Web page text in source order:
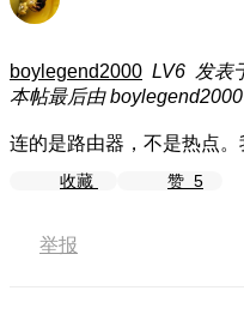
boylegend2000 LV6 发表
本帖最后由
连的是路由器，不是热点
收藏 赞 5
举报